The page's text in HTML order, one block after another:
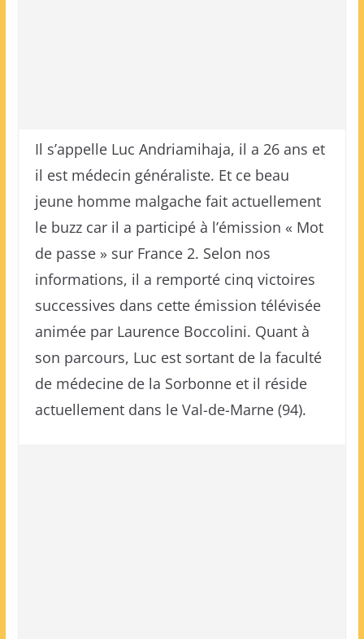
Il s’appelle Luc Andriamihaja, il a 26 ans et
il est médecin généraliste. Et ce beau
jeune homme malgache fait actuellement
le buzz car il a participé à l’émission « Mot
de passe » sur France 2. Selon nos
informations, il a remporté cinq victoires
successives dans cette émission télévisée
animée par Laurence Boccolini. Quant à
son parcours, Luc est sortant de la faculté
de médecine de la Sorbonne et il réside
actuellement dans le Val-de-Marne (94).